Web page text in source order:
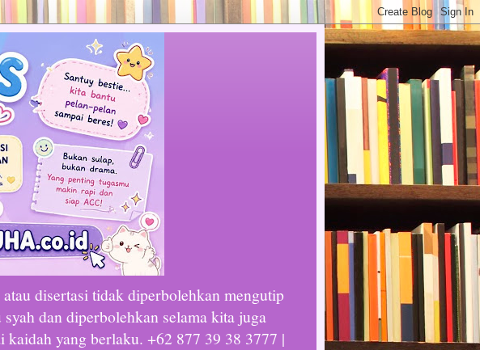
disertasi tidak diperbolehkan mengutip
dan diperbolehkan selama kita juga
kaidah yang berlaku. +62 877 39 38 3777 |